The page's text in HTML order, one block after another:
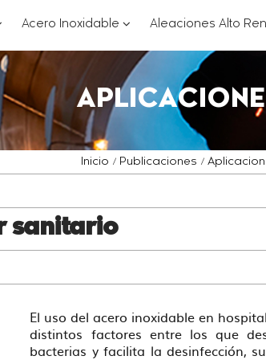
Acero Inoxidable???
Aleaciones Alto
Inicio Publicaciones
sanitario
El uso del acero inoxidable en
distintos factores entre los que
bacterias y facilita la desinfección,